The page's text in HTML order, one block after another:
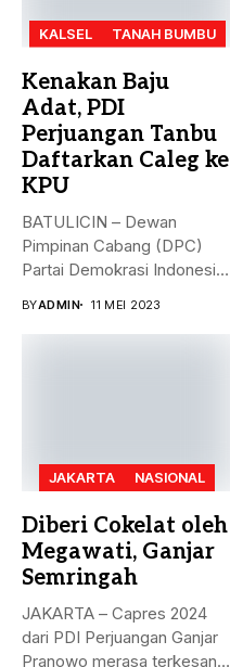
KALSEL TANAH BUMBU
Kenakan Baju
Adat, PDI
Perjuangan Tanbu
Daftarkan Caleg ke
KPU
BATULICIN – Dewan
Pimpinan Cabang (DPC)
Partai Demokrasi Indonesia
BYADMIN 11 MEI 2023
JAKARTA NASIONAL
Diberi Cokelat oleh
Megawati, Ganjar
Semringah
JAKARTA – Capres 2024
dari PDI Perjuangan Ganjar
Pranowo merasa terkesan